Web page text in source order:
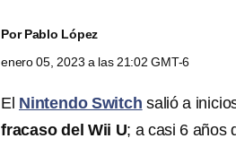
PorPablo López
enero 05, 2023 a las 21:02 GMT-6
El Nintendo Switch salió a
fracaso del Wii U; a casi 6 años